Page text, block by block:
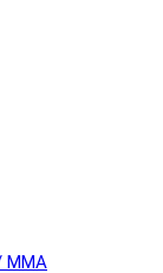
/ ММА